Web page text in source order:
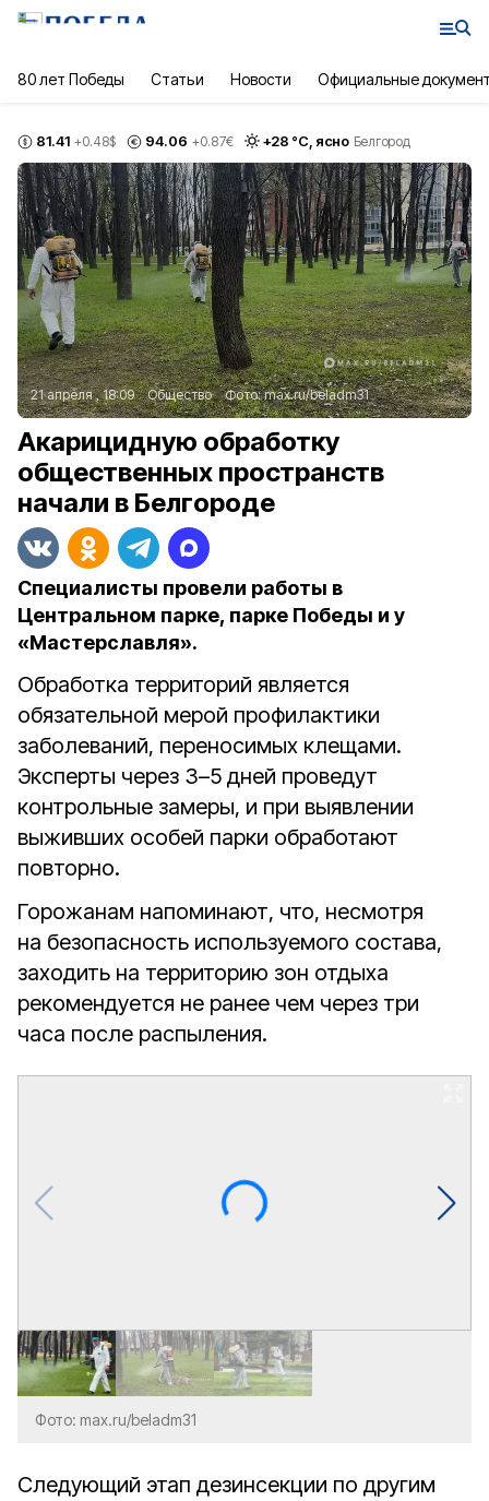
80 лет Победы Статьи Новости Официальные
81.41 +0.48$ 94.06 +0.87€ +28 °С, ясно Белгород
21 апреля , 18:09 Общество Фото:max.ru/beladm31
Акарицидную обработку
общественных пространств
начали в Белгороде
Специалисты провели работы в
Центральном парке, парке Победы и у
«Мастерславля».
Обработка территорий является
обязательной мерой профилактики
заболеваний, переносимых клещами.
Эксперты через 3–5 дней проведут
контрольные замеры, и при выявлении
выживших особей парки обработают
повторно.
Горожанам напоминают, что, несмотря
на безопасность используемого состава,
заходить на территорию зон отдыха
рекомендуется не ранее чем через три
часа после распыления.
Фото: max.ru/beladm31
Следующий этап дезинсекции по другим